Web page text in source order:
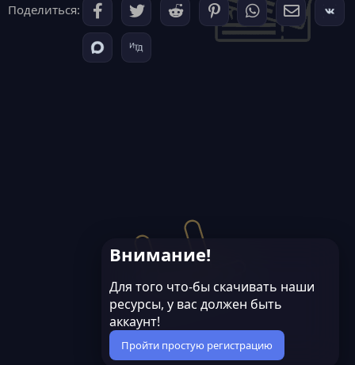
Поделиться:
Внимание!
Для того что-бы скачивать наши
ресурсы, у вас должен быть
аккаунт!
Пройти простую регистрацию